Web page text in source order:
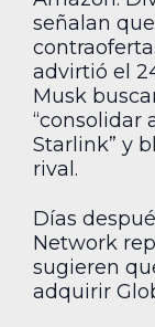
señalan
advirtió el
Musk
“consolidar
Starlink” y
rival.
Días
Network
sugieren
adquirir